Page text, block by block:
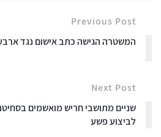
Previous Post
המשטרה הגישה כתב אישום נגד
Next Post
שניים מתושבי חריש מואשמים
לביצוע פשע